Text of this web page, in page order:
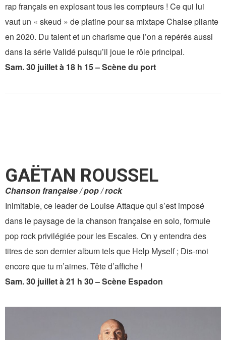
rap français en explosant tous les compteurs ! Ce qui lui
vaut un « skeud » de platine pour sa mixtape Chaise pliante
en 2020. Du talent et un charisme que l’on a repérés aussi
dans la série Validé puisqu’il joue le rôle principal.
Sam. 30 juillet à 18 h 15 – Scène du port
GAËTAN ROUSSEL
Chanson française / pop / rock
Inimitable, ce leader de Louise Attaque qui s’est imposé
dans le paysage de la chanson française en solo, formule
pop rock privilégiée pour les Escales. On y entendra des
titres de son dernier album tels que Help Myself ; Dis-moi
encore que tu m’aimes. Tête d’affiche !
Sam. 30 juillet à 21 h 30 – Scène Espadon